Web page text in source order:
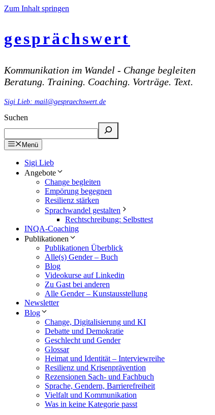
Zum Inhalt springen
gesprächswert
Kommunikation im Wandel - Change begleiten
Beratung. Training. Coaching. Vorträge. Text.
Sigi Lieb: mail@gespraechswert.de
Suchen
Menü
Sigi Lieb
Angebote
Change begleiten
Empörung begegnen
Resilienz stärken
Sprachwandel gestalten
Rechtschreibung: Selbsttest
INQA-Coaching
Publikationen
Publikationen Überblick
Alle(s) Gender – Buch
Blog
Videokurse auf Linkedin
Zu Gast bei anderen
Alle Gender – Kunstausstellung
Newsletter
Blog
Change, Digitalisierung und KI
Debatte und Demokratie
Geschlecht und Gender
Glossar
Heimat und Identität – Interviewreihe
Resilienz und Krisenprävention
Rezensionen Sach- und Fachbuch
Sprache, Gendern, Barrierefreiheit
Vielfalt und Kommunikation
Was in keine Kategorie passt